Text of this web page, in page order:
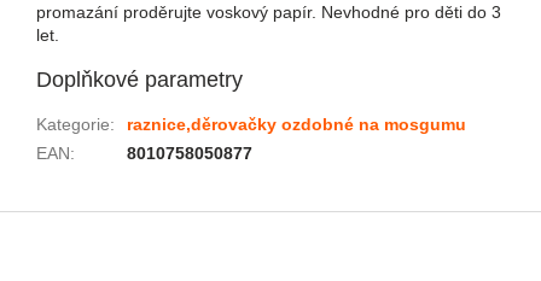
promazání proděrujte voskový papír. Nevhodné pro děti do 3
let.
Doplňkové parametry
Kategorie:
raznice,děrovačky ozdobné na mosgumu
EAN: 8010758050877